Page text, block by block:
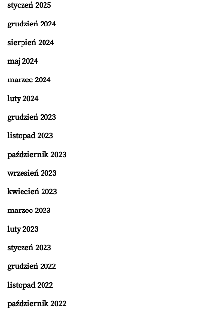
styczeń 2025
grudzień 2024
sierpień 2024
maj 2024
marzec 2024
luty 2024
grudzień 2023
listopad 2023
październik 2023
wrzesień 2023
kwiecień 2023
marzec 2023
luty 2023
styczeń 2023
grudzień 2022
listopad 2022
październik 2022